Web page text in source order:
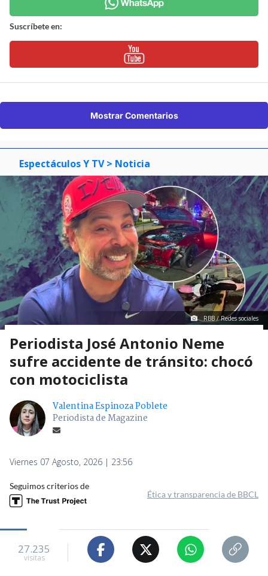
Suscríbete en:
Mostrar Comentarios
Espectáculos Y TV > Noticia
RBB / Redes sociales
Periodista José Antonio Neme
sufre accidente de tránsito: chocó
con motociclista
Valentina Espinoza Poblete
Periodista de Magazine
Viernes 07 Agosto, 2026 | 23:56
Seguimos criterios de
Ética y transparencia de BBCL
27.235
visitas